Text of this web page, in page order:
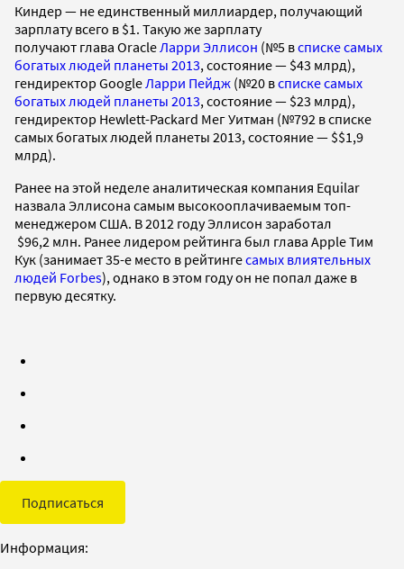
Киндер — не единственный миллиардер, получающий
зарплату всего в $1. Такую же зарплату
получают глава Oracle Ларри Эллисон (№5 всписке самых
богатых людей планеты 2013, состояние — $43 млрд),
гендиректор Google Ларри Пейдж (№20 всписке самых
богатых людей планеты 2013, состояние — $23 млрд),
гендиректор Hewlett-Packard Мег Уитман (№792 в списке
самых богатых людей планеты 2013, состояние — $$1,9
млрд).
Ранее на этой неделе аналитическая компания Equilar
назвала Эллисона самым высокооплачиваемым топ-
менеджером США. В 2012 году Эллисон заработал
$96,2 млн. Ранее лидером рейтинга был глава Apple Тим
Кук (занимает 35-е место в рейтингесамых влиятельных
людей Forbes), однако в этом году он не попал даже в
первую десятку.
Подписаться
Информация: